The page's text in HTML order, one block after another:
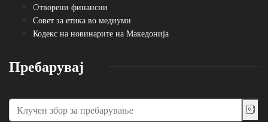
Oтворени финансии
Совет за етика во медиуми
Кодекс на новинарите на Македонија
Пребарувај